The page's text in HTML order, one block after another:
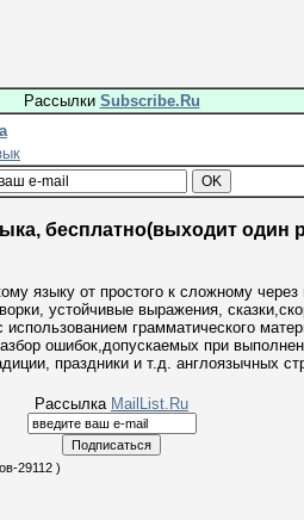
Рассылки Subscribe.Ru
бесплатно(выходит один
языку от простого к сложному
устойчивые выражения,
грамматического
ошибок,допускаемых при
праздники и т.д. англоязычных
Рассылка MailList.Ru
29112 )